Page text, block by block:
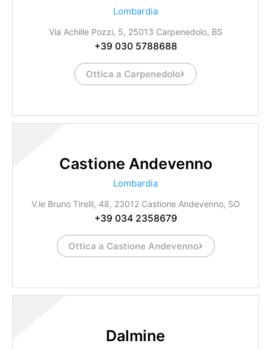
Lombardia
Via Achille Pozzi, 5, 25013 Carpenedolo, BS
+39 030 5788688
Ottica a Carpenedolo
Castione Andevenno
Lombardia
V.le Bruno Tirelli, 48, 23012 Castione Andevenno, SO
+39 034 2358679
Ottica a Castione Andevenno
Dalmine